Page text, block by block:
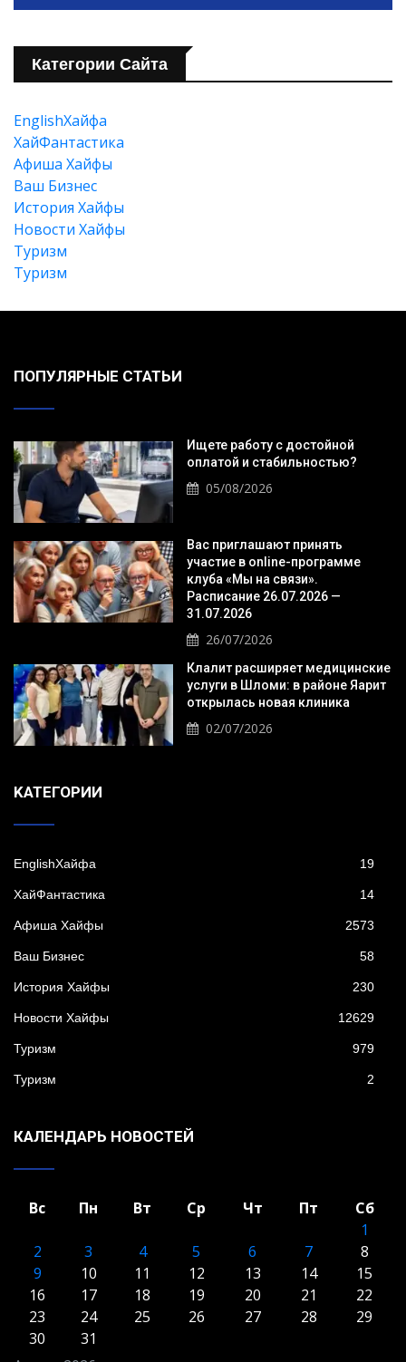
Категории Сайта
EnglishХайфа
XайФантастика
Афиша Хайфы
Ваш Бизнес
История Хайфы
Новости Хайфы
Туризм
Туризм
ПОПУЛЯРНЫЕ СТАТЬИ
Ищете работу с достойной
оплатой и стабильностью?
05/08/2026
Вас приглашают принять
участие в online-программе
клуба «Мы на связи».
Расписание 26.07.2026 —
31.07.2026
26/07/2026
Клалит расширяет медицинские
услуги в Шломи: в районе Яарит
открылась новая клиника
02/07/2026
KАТЕГОРИИ
EnglishХайфа 19
XайФантастика 14
Афиша Хайфы 2573
Ваш Бизнес 58
История Хайфы 230
Новости Хайфы 12629
Туризм 979
Туризм 2
КАЛЕНДАРЬ НОВОСТЕЙ
Вс Пн Вт Ср Чт Пт
Сб
1
2
3 4 5 6 7
8
9
10 11 12 13 14
15
16
17 18 19 20 21
22
23
24 25 26 27 28
29
30
31